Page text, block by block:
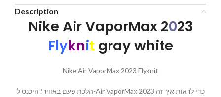
Description
Nike Air VaporMax 2023
Flyknit gray white
Nike Air VaporMax 2023 Flyknit
הלכת פעם באוויר? היכנס ל-Air VaporMax 2023 כדי לראות איך זה